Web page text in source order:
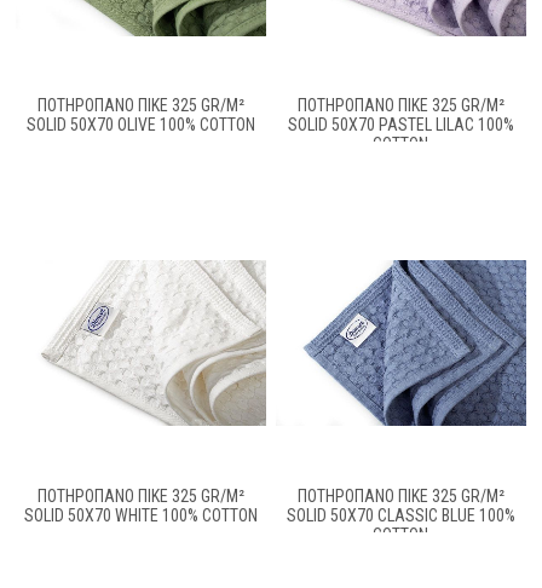
ΠΟΤΗΡΌΠΑΝΟ ΠΙΚΈ 325 GR/M²
SOLID 50X70 OLIVE 100% COTTON
ΠΟΤΗΡΌΠΑΝΟ ΠΙΚΈ 325 GR/M²
SOLID 50X70 PASTEL LILAC 100%
COTTON
ΠΟΤΗΡΌΠΑΝΟ ΠΙΚΈ 325 GR/M²
SOLID 50X70 WHITE 100% COTTON
ΠΟΤΗΡΌΠΑΝΟ ΠΙΚΈ 325 GR/M²
SOLID 50X70 CLASSIC BLUE 100%
COTTON